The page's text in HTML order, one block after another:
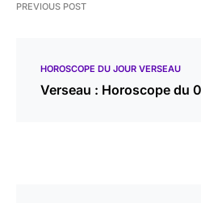
PREVIOUS POST
HOROSCOPE DU JOUR VERSEAU
Verseau : Horoscope du